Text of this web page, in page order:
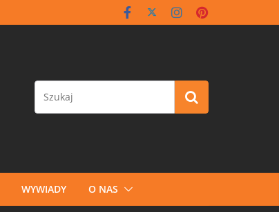
WYWIADY O NAS